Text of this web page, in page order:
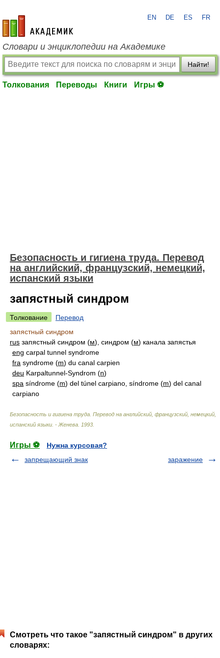
academic.ru
EN DE ES FR
Словари и энциклопедии на Академике
Найти!
Толкования Переводы Книги Игры ⚽
Безопасность и гигиена труда. Перевод
на английский, французский, немецкий,
испанский языки
запястный синдром
Толкование
Перевод
запястный синдром
rus запястный синдром (м), синдром (м) канала запястья
eng carpal tunnel syndrome
fra syndrome (m) du canal carpien
deu Karpaltunnel-Syndrom (n)
spa síndrome (m) del túnel carpiano, síndrome (m) del canal
carpiano
Безопасность и гигиена труда. Перевод на английский, французский, немецкий,
испанский языки. - Женева 1993
Игры ⚽
Нужна курсовая?
запрещающий знак
заражение
Смотреть что такое "запястный синдром" в других
словарях: